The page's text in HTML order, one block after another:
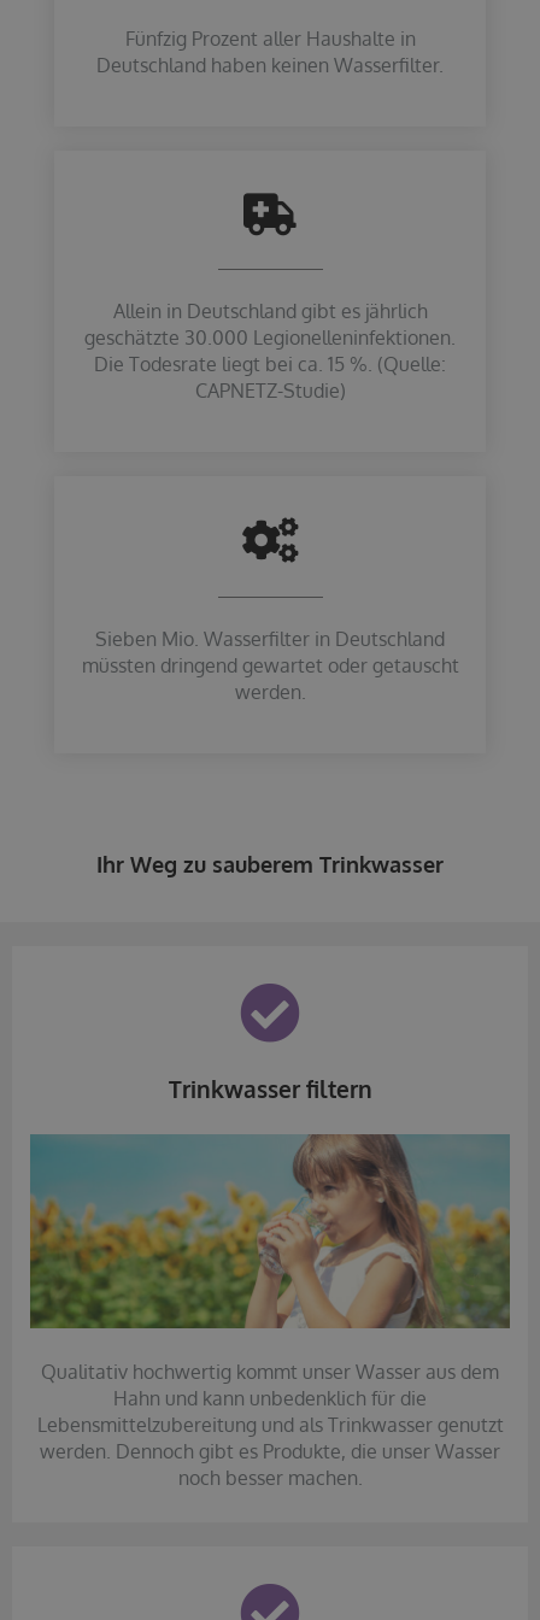
Fünfzig Prozent aller Haushalte in
Deutschland haben keinen Wasserfilter.
Allein in Deutschland gibt es jährlich
geschätzte 30.000 Legionelleninfektionen.
Die Todesrate liegt bei ca. 15 %. (Quelle:
CAPNETZ-Studie)
Sieben Mio. Wasserfilter in Deutschland
müssten dringend gewartet oder getauscht
werden.
Ihr Weg zu sauberem Trinkwasser
Trinkwasser filtern
Qualitativ hochwertig kommt unser Wasser aus dem
Hahn und kann unbedenklich für die
Lebensmittelzubereitung und als Trinkwasser genutzt
werden. Dennoch gibt es Produkte, die unser Wasser
noch besser machen.